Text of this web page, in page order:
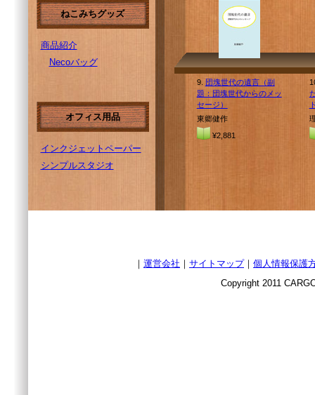
ねこみちグッズ
商品紹介
Necoバッグ
オフィス用品
インクジェットペーパー
シンプルスタジオ
9. 団塊世代の遺言（副
題：団塊世代からのメッ
セージ）
東郷健作
¥2,881
｜ 運営会社 ｜ サイトマップ｜ 個人情報保護
Copyright 2011